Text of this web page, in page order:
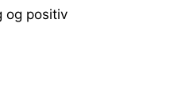
og positiv